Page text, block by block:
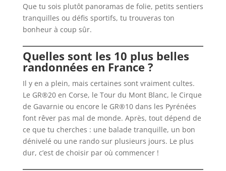
Que tu sois plutôt panoramas de folie, petits sentiers
tranquilles ou défis sportifs, tu trouveras ton
bonheur à coup sûr.
Quelles sont les 10 plus belles
randonnées en France ?
Il y en a plein, mais certaines sont vraiment cultes.
Le GR®20 en Corse, le Tour du Mont Blanc, le Cirque
de Gavarnie ou encore le GR®10 dans les Pyrénées
font rêver pas mal de monde. Après, tout dépend de
ce que tu cherches : une balade tranquille, un bon
dénivelé ou une rando sur plusieurs jours. Le plus
dur, c’est de choisir par où commencer !